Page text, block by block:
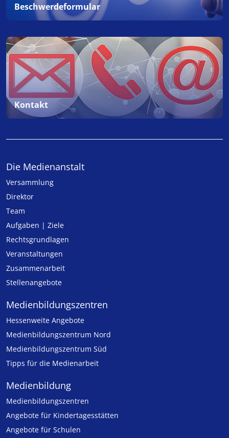
Beschwerdeformular
Kontakt
Die Medienanstalt
Versammlung
Direktor
Team
Aufgaben | Ziele
Rechtsgrundlagen
Veranstaltungen
Zusammenarbeit
Stellenangebote
Medien­bildungs­zentren
Hessenweite Angebote
Medienbildungszentrum Nord
Medienbildungszentrum Süd
Tipps für die Medienarbeit
Medienbildung
Medien­bildungs­zentren
Angebote für Kinder­tages­stätten
Angebote für Schulen